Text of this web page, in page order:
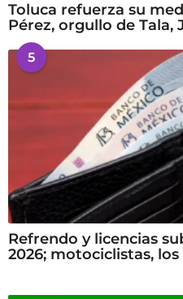
Toluca refuerza su
Pérez, orgullo de Tala,
5
Refrendo y licencias
2026; motociclistas,